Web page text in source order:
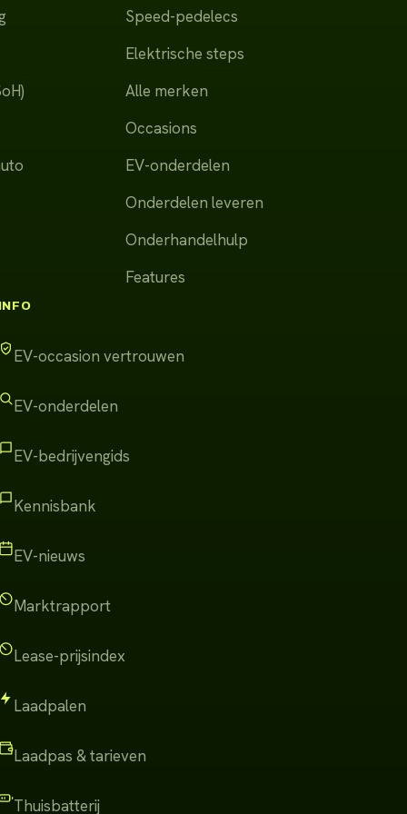
Speed-pedelecs
Elektrische steps
Alle merken
Occasions
EV-onderdelen
Onderdelen leveren
Onderhandelhulp
Features
INFO
EV-occasion vertrouwen
EV-onderdelen
EV-bedrijvengids
Kennisbank
EV-nieuws
Marktrapport
Lease-prijsindex
Laadpalen
Laadpas & tarieven
Thuisbatterij